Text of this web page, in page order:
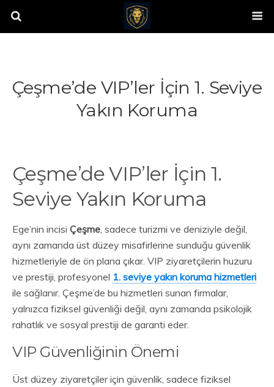
Çeşme’de VIP’ler İçin 1. Seviye
Yakın Koruma
Çeşme’de VIP’ler İçin 1.
Seviye Yakın Koruma
Ege’nin incisi Çeşme, sadece turizmi ve deniziyle değil,
aynı zamanda üst düzey misafirlerine sunduğu güvenlik
hizmetleriyle de ön plana çıkar. VIP ziyaretçilerin huzuru
ve prestiji, profesyonel 1. seviye yakın koruma hizmetleri
ile sağlanır. Çeşme’de bu hizmetleri sunan firmalar,
yalnızca fiziksel güvenliği değil, aynı zamanda psikolojik
rahatlık ve sosyal prestiji de garanti eder.
VIP Güvenliğinin Önemi
Üst düzey ziyaretçiler için güvenlik, sadece fiziksel